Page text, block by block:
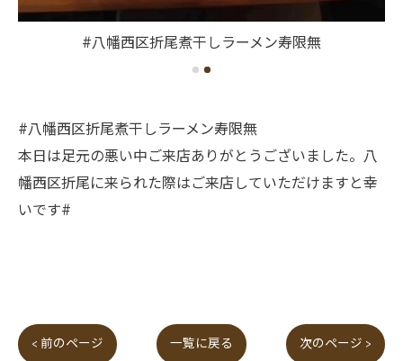
#八幡西区折尾煮干しラーメン寿限無
#八幡西区折尾煮干しラーメン寿限無
本日は足元の悪い中ご来店ありがとうございました。八
幡西区折尾に来られた際はご来店していただけますと幸
いです#
< 前のページ 一覧に戻る 次のページ >